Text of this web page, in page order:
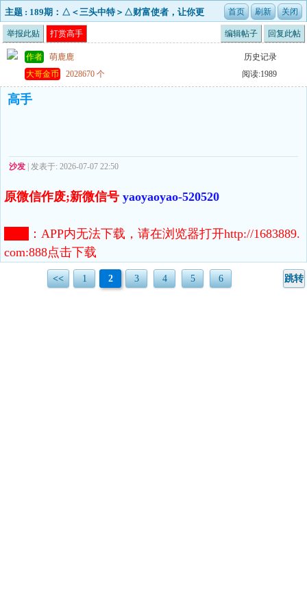
主题 : 189期：△＜三头中特＞△财富使者，让你更
好的去创造财富！
举报此贴 打赏高手 编辑帖子 回复此帖
作者 萌鹿鹿
历史记录
大哥金币
2028670 个 阅读:1989
高手
沙发 | 发表于: 2026-07-07 22:50
原微信作废;新微信号 yaoyaoyao-520520
： APP内无法下载，请在浏览器打开http://1683889.
com:888点击下载
<< 1 2 3 4 5 6 跳转